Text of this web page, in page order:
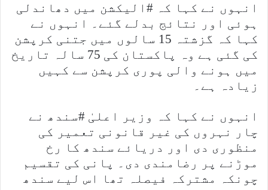
انہوں نے کہا کہ #الیکشن میں دھاندلی
ہوئی اور نتائج بدلے گئے۔ انہوں نے
کہا کہ گزشتہ 15 سالوں میں جتنی کرپشن
کی گئی ہے وہ پاکستان کی 75 سالہ تاریخ
میں ہونے والی پوری کرپشن سے کہیں
زیادہ ہے۔
انہوں نے کہا کہ وزیر اعلیٰ #سندھ نے
چار نہروں کی غیر قانونی تعمیر کی
منظوری دی اور دریائے سندھ کا رخ
موڑنے پر رضامندی دی۔ پانی کی تقسیم
چونکہ مشترکہ فیصلہ تھا اس لیے سندھ